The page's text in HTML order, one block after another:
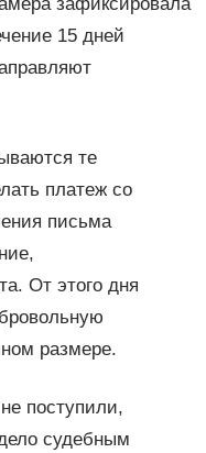
зафиксировала
15 дней
те
платеж со
письма
От этого дня
размере.
поступили,
судебным